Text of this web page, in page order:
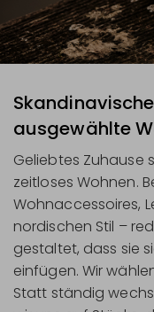
ausgewählte
Geliebtes Zuhause
zeitloses Wohnen.
Wohnaccessoires,
nordischen Stil –
gestaltet, dass sie
einfügen. Wir
Statt ständig